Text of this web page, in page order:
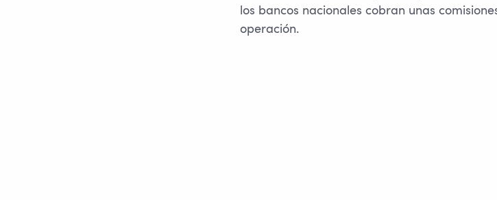
los bancos nacionales cobran unas
operación.